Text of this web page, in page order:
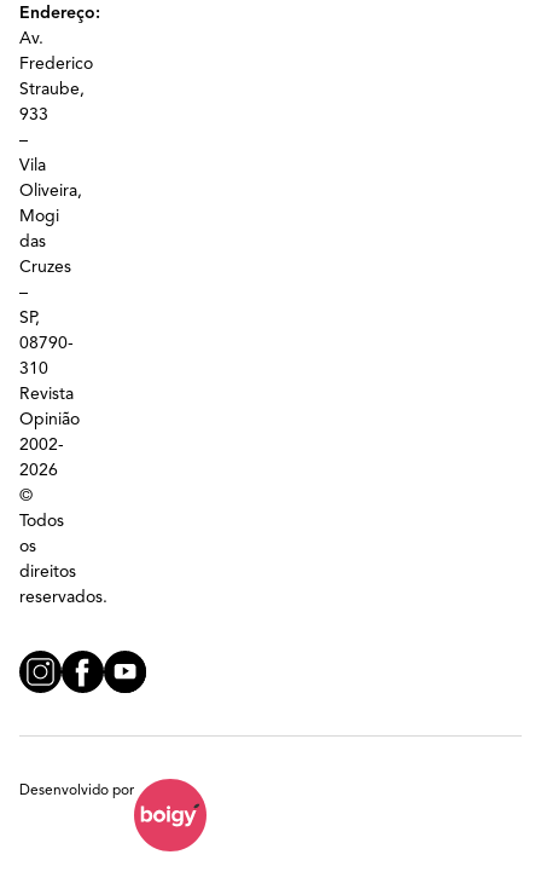
Endereço:
Av.
Frederico
Straube,
933
–
Vila
Oliveira,
Mogi
das
Cruzes
–
SP,
08790-
310
Revista
Opinião
2002-
2026
©
Todos
os
direitos
reservados.
Desenvolvido por